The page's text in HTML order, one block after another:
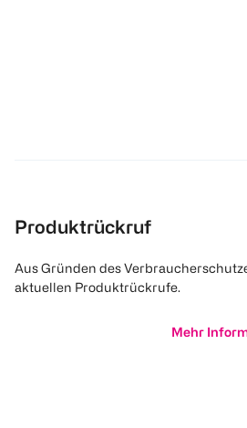
Produktrückruf
Aus Gründen des
aktuellen Produktrückrufe.
Mehr